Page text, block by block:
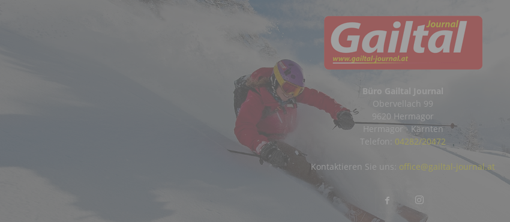
Büro Gailtal Journal
Obervellach 99
9620 Hermagor
Hermagor - Kärnten
Telefon: 04282/20472
Kontaktieren Sie uns: office@gailtal-journal.at